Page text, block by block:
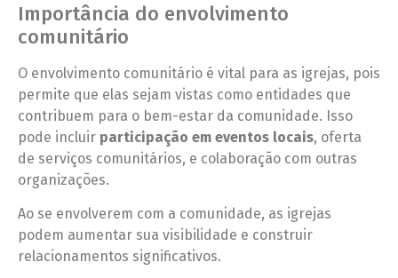
Importância do envolvimento
comunitário
O envolvimento comunitário é vital para as igrejas, pois
permite que elas sejam vistas como entidades que
contribuem para o bem-estar da comunidade. Isso
pode incluir participação em eventos locais, oferta
de serviços comunitários, e colaboração com outras
organizações.
Ao se envolverem com a comunidade, as igrejas
podem aumentar sua visibilidade e construir
relacionamentos significativos.